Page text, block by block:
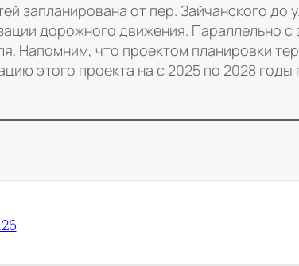
запланирована от пер. Зайчанского
дорожного движения. Параллельно
Напомним, что проектом планировки
этого проекта на с 2025 по 2028